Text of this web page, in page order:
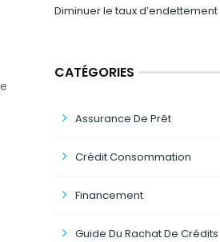
Diminuer le taux d’endettement
CATÉGORIES
Assurance De Prêt
Crédit Consommation
Financement
Guide Du Rachat De